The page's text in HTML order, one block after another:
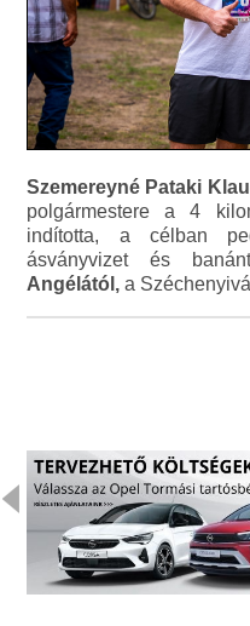
Szemereyné Pataki
polgármestere a 4
indította, a célban
ásványvizet és
Angélától, a